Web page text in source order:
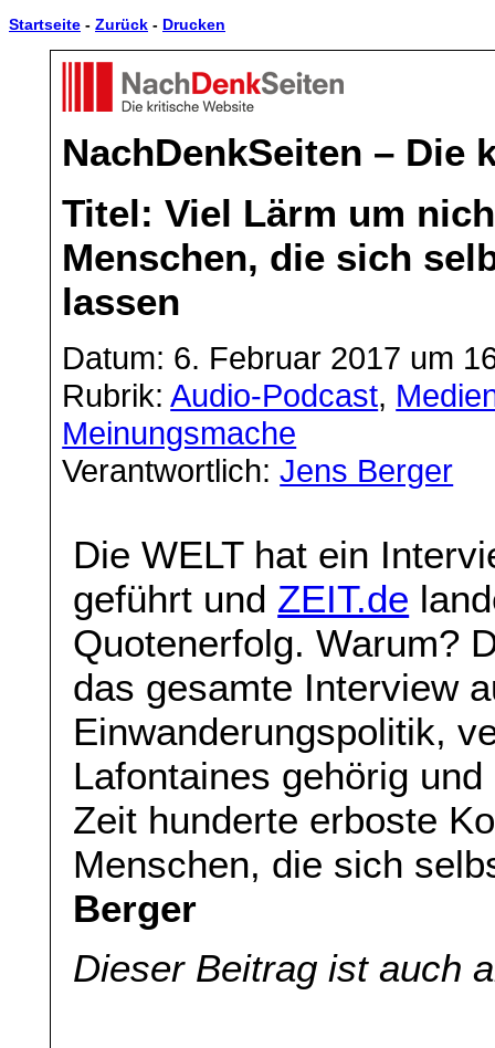
Startseite - Zurück - Drucken
NachDenkSeiten – Die
Titel: Viel Lärm um
Menschen, die sich
lassen
Datum: 6. Februar 2017 um
Rubrik:Audio-Podcast,
Meinungsmache
Verantwortlich:Jens Berger
Die WELT hat ein
geführt und ZEIT.de
Quotenerfolg. Warum?
das gesamte Interview
Einwanderungspolitik,
Lafontaines gehörig
Zeit hunderte erboste
Menschen, die sich
Berger
Dieser Beitrag ist auch